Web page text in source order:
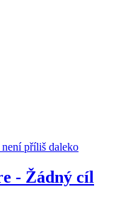
- Žádný cíl